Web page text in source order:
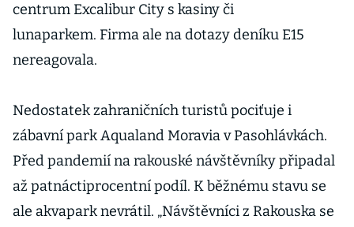
centrum Excalibur City s kasiny či
lunaparkem. Firma ale na dotazy deníku E15
nereagovala.
Nedostatek zahraničních turistů pociťuje i
zábavní park Aqualand Moravia v Pasohlávkách.
Před pandemií na rakouské návštěvníky připadal
až patnáctiprocentní podíl. K běžnému stavu se
ale akvapark nevrátil. „Návštěvníci z Rakouska se